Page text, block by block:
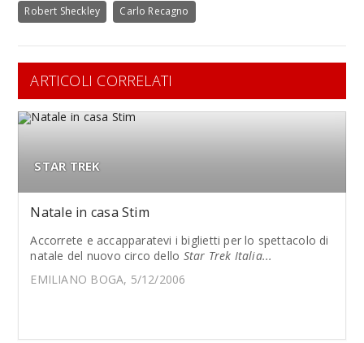
Robert Sheckley Carlo Recagno
ARTICOLI CORRELATI
STAR TREK
Natale in casa Stim
Accorrete e accapparatevi i biglietti per lo spettacolo di
natale del nuovo circo dello Star Trek Italia...
EMILIANO BOGA, 5/12/2006